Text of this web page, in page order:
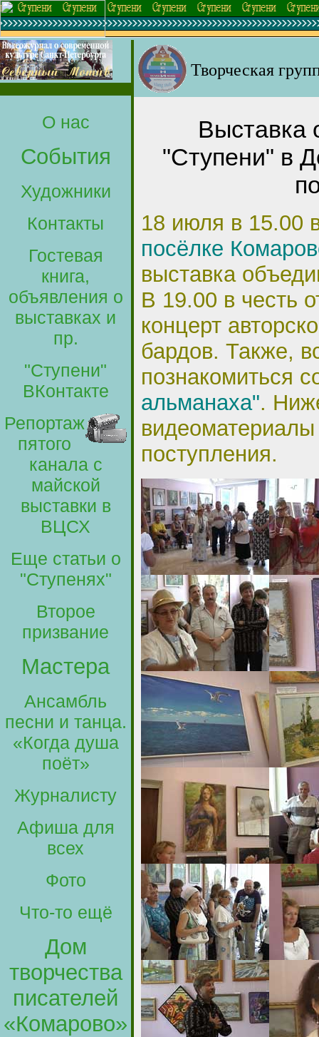
Творческая
О нас
События
Художники
Контакты
Гостевая
книга,
объявления о
выставках и
пр.
"Ступени"
ВКонтакте
Репортаж
пятого
канала с
майской
выставки в
ВЦСХ
Еще статьи о
"Ступенях"
Второе
призвание
Мастера
Ансамбль
песни и танца.
«Когда душа
поёт»
Журналисту
Афиша для
всех
Фото
Что-то ещё
Дом
творчества
писателей
«Комарово»
Выставка
"Ступени" в
18 июля в 15.00
посёлке
выставка
В 19.00 в честь
концерт
бардов. Также,
познакомиться
альманаха".
поступления.